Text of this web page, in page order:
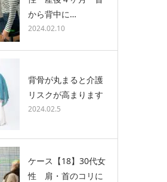
から背中に…
2024.02.10
背骨が丸まると介護
リスクが高まります
2024.02.5
ケース【18】30代女
性 肩・首のコリに